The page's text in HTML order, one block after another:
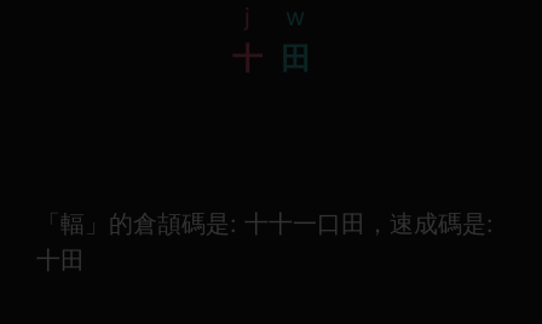
j
十
w
田
「輻」的倉頡碼是: 十十一口田，速成碼是:
十田